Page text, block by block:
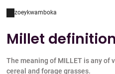
zoeykwamboka
Millet
The meaning of MILLET is any of
cereal and forage grasses.